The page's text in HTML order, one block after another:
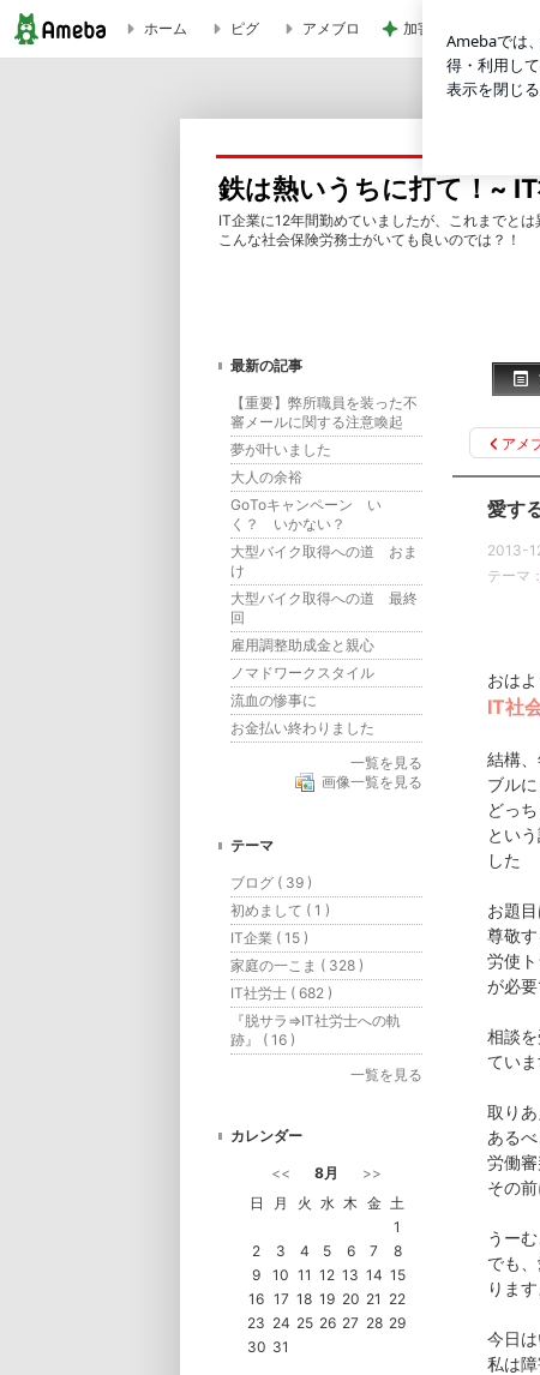
愛する社長さんの為に♪ | 鉄は熱いうちに打て！~ IT社会保険
ホーム ピグ アメブロ 加害者に怯えながら
鉄は熱いうちに打て！~
IT企業に12年間勤めていましたが、これまでと
こんな社会保険労務士がいても良いのでは？！
アメ
愛す
2013-
テーマ：
おは
IT社
結構
ブル
どっ
とい
した
お題
尊敬
労使
が必
相談
てい
取り
ある
労働
その
うー
でも
りま
今日
私は
最新の記事
【重要】弊所職員を装った不
審メールに関する注意喚起
夢が叶いました
大人の余裕
GoToキャンペーン い
く？ いかない？
大型バイク取得への道 おま
け
大型バイク取得への道 最終
回
雇用調整助成金と親心
ノマドワークスタイル
流血の惨事に
お金払い終わりました
一覧を見る
画像一覧を見る
テーマ
ブログ ( 39 )
初めまして ( 1 )
IT企業 ( 15 )
家庭の一こま ( 328 )
IT社労士 ( 682 )
『脱サラ⇒IT社労士への軌
跡』 ( 16 )
一覧を見る
カレンダー
<< 8月
>>
日
月 火 水 木 金 土
1
2
3 4 5 6 7
8
9
10 11 12 13 14 15
16 17 18 19 20 21 22
23 24 25 26 27 28 29
30 31